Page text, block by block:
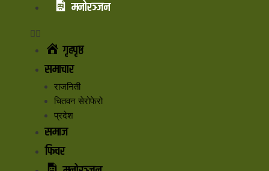
मनोरञ्जन
गृहपृष्ठ
समाचार
राजनिती
चितवन सेरोफेरो
प्रदेश
समाज
फिचर